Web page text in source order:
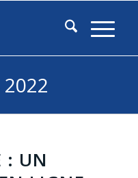
2022
: UN